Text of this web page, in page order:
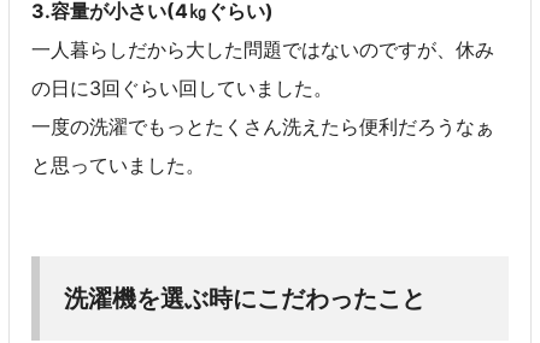
3.容量が小さい(4㎏ぐらい)
一人暮らしだから大した問題ではないのですが、休み
の日に3回ぐらい回していました。
一度の洗濯でもっとたくさん洗えたら便利だろうなぁ
と思っていました。
洗濯機を選ぶ時にこだわったこと